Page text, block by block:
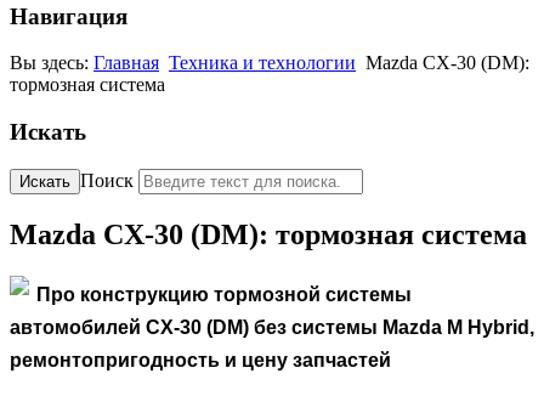
Навигация
Вы здесь: Главная Техника и технологии Mazda CX-30 (DM):
тормозная система
Искать
Искать Поиск
Mazda CX-30 (DM): тормозная система
Про конструкцию тормозной системы
автомобилей CX-30 (DM) без системы Mazda M Hybrid,
ремонтопригодность и цену запчастей